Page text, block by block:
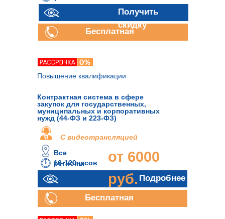
Получить
скидку
Бесплатная
Контрактная система в сфере
закупок для государственных,
муниципальных и корпоративных
нужд (44-ФЗ и 223-ФЗ)
16-120часов
от 6000
руб.
Все
регионы
Повышение квалификации
Подробнее
Бесплатная
С видеотрансляцией